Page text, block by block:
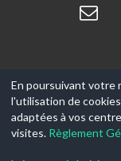
© 2017-
En poursuivant votre
l'utilisation de
adaptées à vos
visites. Règlement